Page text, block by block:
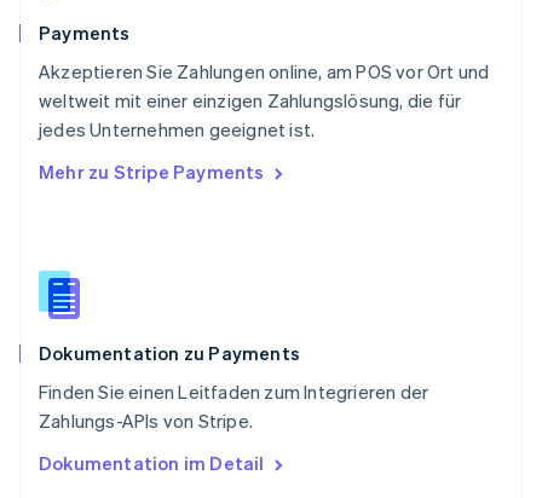
Payments
Akzeptieren Sie Zahlungen online, am POS vor Ort und
weltweit mit einer einzigen Zahlungslösung, die für
jedes Unternehmen geeignet ist.
Mehr zu Stripe Payments
Dokumentation zu Payments
Finden Sie einen Leitfaden zum Integrieren der
Zahlungs-APIs von Stripe.
Dokumentation im Detail
Schweiz
Singapur
English简体中文
Slowakei
Slowenien
English
Spanien
Thailand
Tschechische Republik
English
English